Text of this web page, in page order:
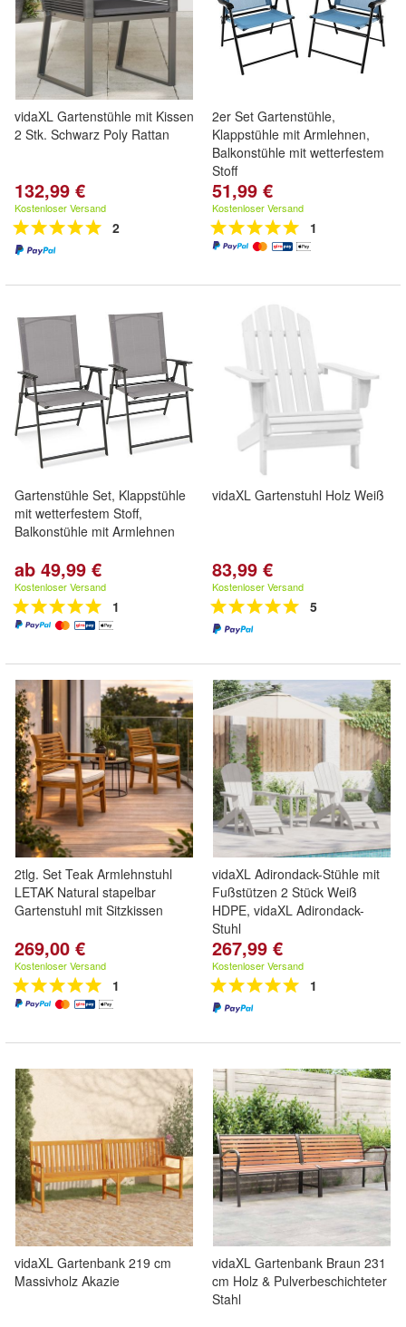
vidaXL Gartenstühle mit Kissen
2 Stk. Schwarz Poly Rattan
132,99 €
Kostenloser Versand
2
2er Set Gartenstühle,
Klappstühle mit Armlehnen,
Balkonstühle mit wetterfestem
Stoff
51,99 €
Kostenloser Versand
1
Gartenstühle Set, Klappstühle
mit wetterfestem Stoff,
Balkonstühle mit Armlehnen
ab 49,99 €
Kostenloser Versand
1
vidaXL Gartenstuhl Holz Weiß
83,99 €
Kostenloser Versand
5
2tlg. Set Teak Armlehnstuhl
LETAK Natural stapelbar
Gartenstuhl mit Sitzkissen
269,00 €
Kostenloser Versand
1
vidaXL Adirondack-Stühle mit
Fußstützen 2 Stück Weiß
HDPE, vidaXL Adirondack-
Stuhl
267,99 €
Kostenloser Versand
1
vidaXL Gartenbank 219 cm
Massivholz Akazie
vidaXL Gartenbank Braun 231
cm Holz & Pulverbeschichteter
Stahl